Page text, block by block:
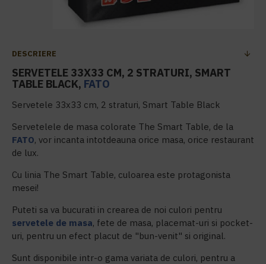
DESCRIERE
SERVETELE 33X33 CM, 2 STRATURI, SMART
TABLE BLACK, FATO
Servetele 33x33 cm, 2 straturi, Smart Table Black
Servetelele de masa colorate The Smart Table, de la
FATO, vor incanta intotdeauna orice masa, orice restaurant
de lux.
Cu linia The Smart Table, culoarea este protagonista
mesei!
Puteti sa va bucurati in crearea de noi culori pentru
servetele de masa, fete de masa, placemat-uri si pocket-
uri, pentru un efect placut de "bun-venit" si original.
Sunt disponibile intr-o gama variata de culori, pentru a